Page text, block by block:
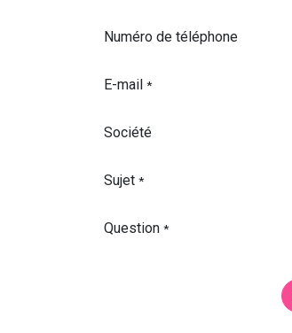
Numéro de téléphone
E-mail *
Société
Sujet *
Question *